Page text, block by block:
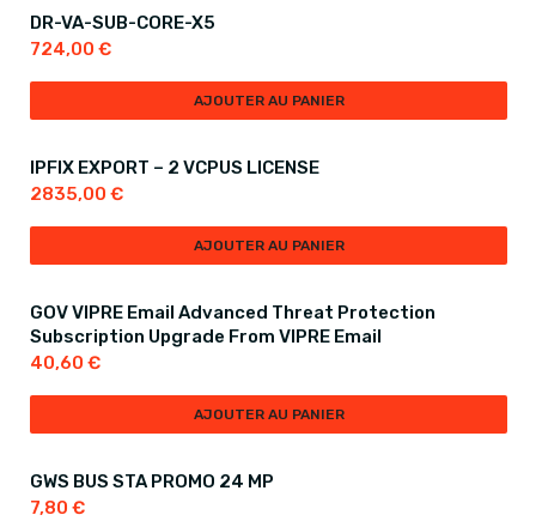
DR-VA-SUB-CORE-X5
724,00 €
AJOUTER AU PANIER
IPFIX EXPORT – 2 VCPUS LICENSE
2835,00 €
AJOUTER AU PANIER
GOV VIPRE Email Advanced Threat Protection
Subscription Upgrade From VIPRE Email
40,60 €
AJOUTER AU PANIER
GWS BUS STA PROMO 24 MP
7,80 €